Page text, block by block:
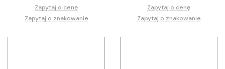
Zapytaj o cenę
Zapytaj o znakowanie
Zapytaj o cenę
Zapytaj o znakowanie